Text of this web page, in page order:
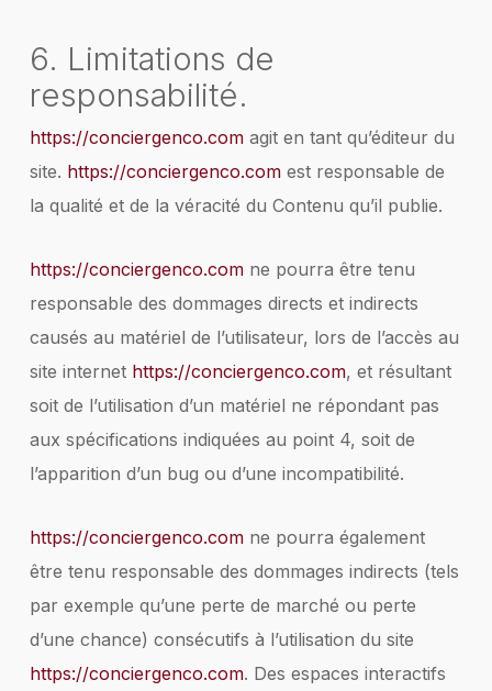
6. Limitations de
responsabilité.
https://conciergenco.comagit en tant qu’éditeur du
site. https://conciergenco.comest responsable de
la qualité et de la véracité du Contenu qu’il publie.
https://conciergenco.comne pourra être tenu
responsable des dommages directs et indirects
causés au matériel de l’utilisateur, lors de l’accès au
site internet https://conciergenco.com, et résultant
soit de l’utilisation d’un matériel ne répondant pas
aux spécifications indiquées au point 4, soit de
l’apparition d’un bug ou d’une incompatibilité.
https://conciergenco.comne pourra également
être tenu responsable des dommages indirects (tels
par exemple qu’une perte de marché ou perte
d’une chance) consécutifs à l’utilisation du site
https://conciergenco.com. Des espaces interactifs